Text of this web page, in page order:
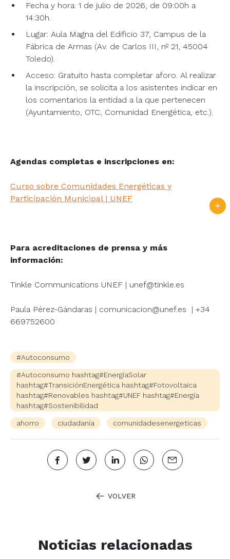
Fecha y hora: 1 de julio de 2026, de 09:00h a
14:30h.
Lugar: Aula Magna del Edificio 37, Campus de la
Fábrica de Armas (Av. de Carlos III, nº 21, 45004
Toledo).
Acceso: Gratuito hasta completar aforo. Al realizar
la inscripción, se solicita a los asistentes indicar en
los comentarios la entidad a la que pertenecen
(Ayuntamiento, OTC, Comunidad Energética, etc.).
Agendas completas e inscripciones en:
Curso sobre Comunidades Energéticas y
Participación Municipal | UNEF
Para acreditaciones de prensa y más
información:
Tinkle Communications UNEF | unef@tinkle.es
Paula Pérez-Gándaras | comunicacion@unef.es | +34
669752600
#Autoconsumo
#Autoconsumo hashtag#EnergíaSolar
hashtag#TransiciónEnergética hashtag#Fotovoltaica
hashtag#Renovables hashtag#UNEF hashtag#Energía
hashtag#Sostenibilidad
ahorro ciudadanía comunidadesenergeticas
VOLVER
Noticias relacionadas